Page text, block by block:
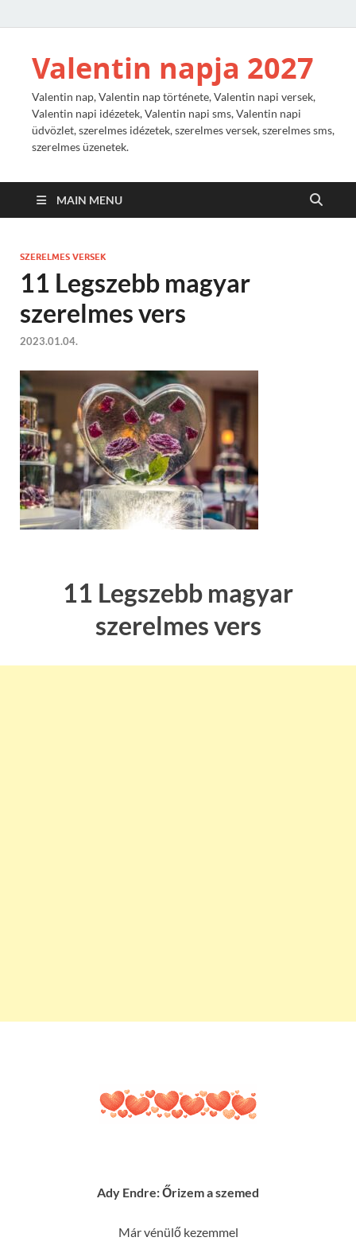
Valentin napja 2027
Valentin nap, Valentin nap története, Valentin napi versek,
Valentin napi idézetek, Valentin napi sms, Valentin napi
üdvözlet, szerelmes idézetek, szerelmes versek, szerelmes sms,
szerelmes üzenetek.
MAIN MENU
SZERELMES VERSEK
11 Legszebb magyar
szerelmes vers
2023.01.04.
11 Legszebb magyar
szerelmes vers
Ady Endre: Őrizem a szemed
Már vénülő kezemmel